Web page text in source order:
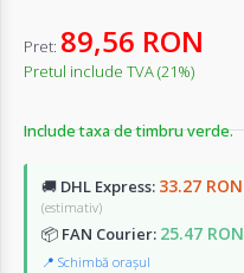
Pret: 89,56 RON
Pretul include TVA (21%)
Include taxa de timbru verde.
🚚 DHL Express: 33.27 RON
(estimativ)
📦 FAN Courier: 25.47 RON
📍 Schimbă orașul